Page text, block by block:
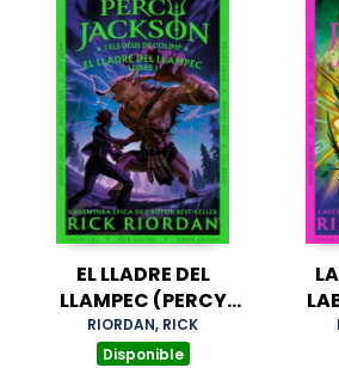
EL LLADRE DEL
LLAMPEC (PERCY
JACKSON I ELS DÉUS
DE L'OLIMP 1)
RIORDAN, RICK
Disponible